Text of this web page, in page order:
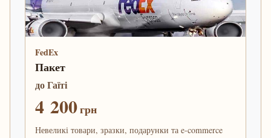
FedEx
Пакет
до Гаїті
4 200грн
Невеликі товари, зразки, подарунки та e-commerce